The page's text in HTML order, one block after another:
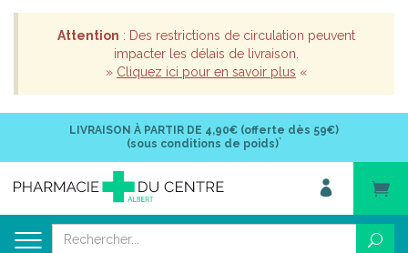
Attention : Des restrictions de circulation peuvent
impacter les délais de livraison.
» Cliquez ici pour en savoir plus «
LIVRAISON À PARTIR DE 4,90€ (offerte dès 59€)
(sous conditions de poids)*